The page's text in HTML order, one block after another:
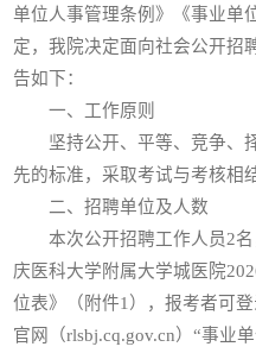
单位人事管理条例》《事业单
定，我院决定面向社会公开招
告如下：
一、工作原则
坚持公开、平等、竞争、
先的标准，采取考试与考核相
二、招聘单位及人数
本次公开招聘工作人员2
庆医科大学附属大学城医院
位表》（附件1），报考者可
官网（rlsbj.cq.gov.cn）“事业